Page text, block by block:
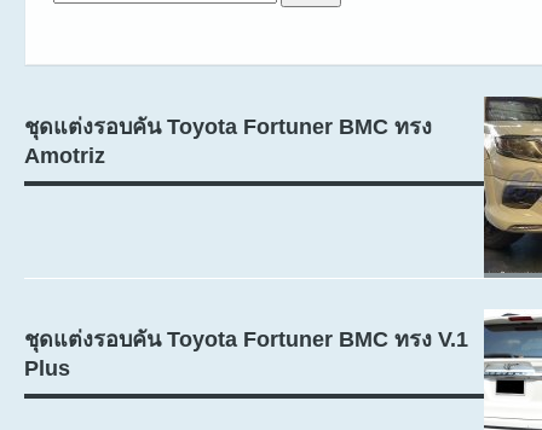
ชุดแต่งรอบคัน Toyota Fortuner BMC ทรง
Amotriz
ชุดแต่งรอบคัน Toyota Fortuner BMC ทรง V.1
Plus